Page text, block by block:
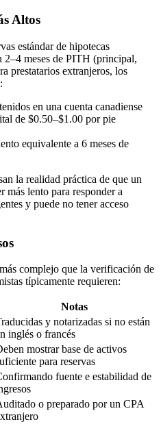
Altos
estándar de hipotecas
2–4 meses de PITH (principal,
prestatarios extranjeros, los
en una cuenta canadiense
de $0.50–$1.00 por pie
equivalente a 6 meses de
la realidad práctica de que un
más lento para responder a
y puede no tener acceso
complejo que la verificación de
típicamente requieren:
Notas
y notarizadas si no están
inglés o francés
mostrar base de activos
para reservas
fuente e estabilidad de
o preparado por un CPA